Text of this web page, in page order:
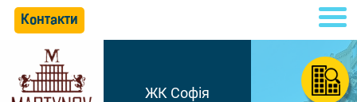
Контакти
ЖК Софія